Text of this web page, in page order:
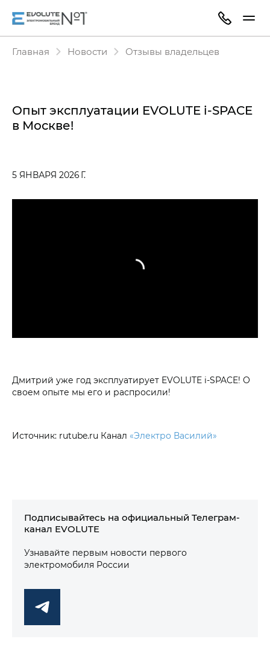
Главная Новости Отзывы владельцев
Опыт эксплуатации EVOLUTE i‑SPACE
в Москве!
5 ЯНВАРЯ 2026 Г.
Дмитрий уже год эксплуатирует EVOLUTE i‑SPACE! О
своем опыте мы его и распросили!
Источник: rutube.ru Канал «Электро Василий»
Подписывайтесь на официальный Телеграм-
канал EVOLUTE
Узнавайте первым новости первого
электромобиля России